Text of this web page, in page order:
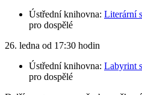
Ústřední knihovna: Literární
pro dospělé
26. ledna od 17:30 hodin
Ústřední knihovna: Labyrint
pro dospělé